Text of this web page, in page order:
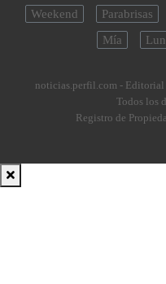
Weekend
Parabrisas
Mía
noticias.perfil.com - Editorial
Todos los
Registro de